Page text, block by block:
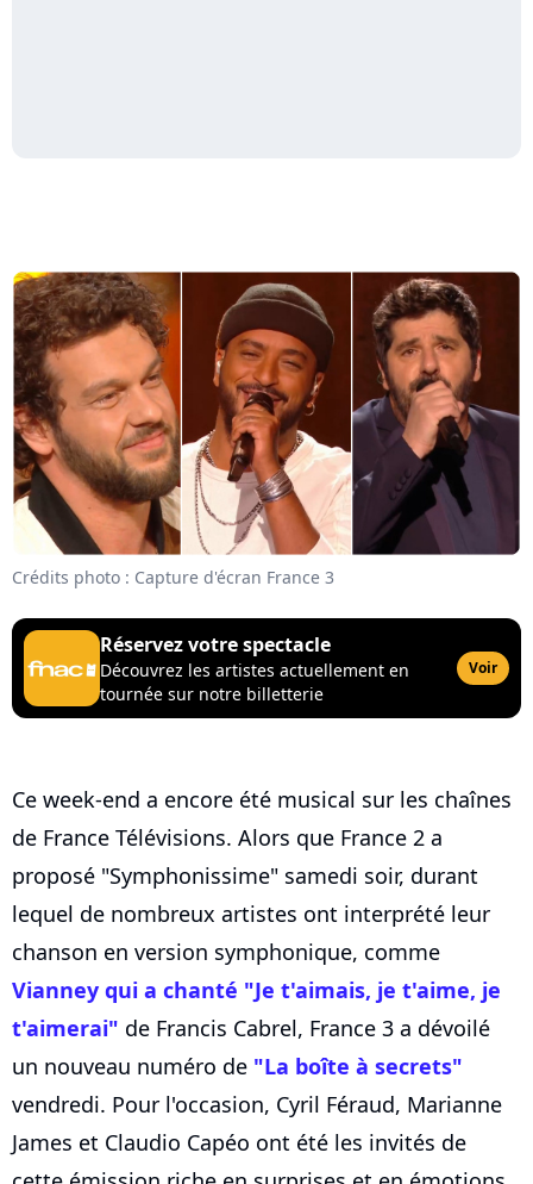
Crédits photo : Capture d'écran France 3
Réservez votre spectacle
Découvrez les artistes actuellement en
tournée sur notre billetterie
Voir
Ce week-end a encore été musical sur les chaînes
de France Télévisions. Alors que France 2 a
proposé "Symphonissime" samedi soir, durant
lequel de nombreux artistes ont interprété leur
chanson en version symphonique, comme
Vianney qui a chanté "Je t'aimais, je t'aime, je
t'aimerai" de Francis Cabrel, France 3 a dévoilé
un nouveau numéro de "La boîte à secrets"
vendredi. Pour l'occasion, Cyril Féraud, Marianne
James et Claudio Capéo ont été les invités de